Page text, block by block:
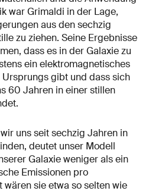
war Grimaldi in der Lage,
aus den sechzig
zu ziehen. Seine Ergebnisse
dass es in der Galaxie zu
ein elektromagnetisches
gibt und dass sich
60 Jahren in einer stillen
uns seit sechzig Jahren in
deutet unser Modell
Galaxie weniger als ein
Emissionen pro
sie etwa so selten wie